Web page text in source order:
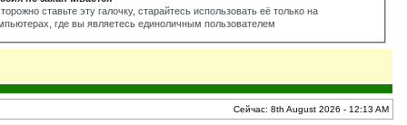
ставьте эту галочку, старайтесь использовать её только на
где вы являетесь единоличным пользователем
Сейчас: 8th August 2026 - 12:13 AM